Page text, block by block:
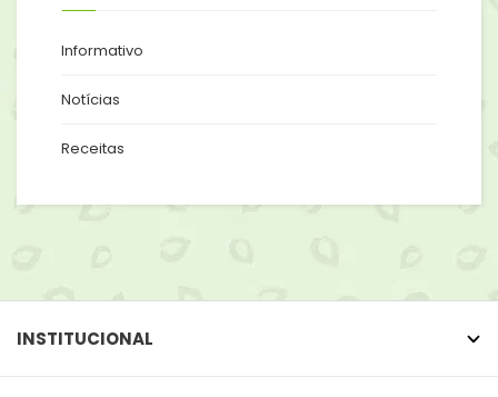
Informativo
Notícias
Receitas
INSTITUCIONAL